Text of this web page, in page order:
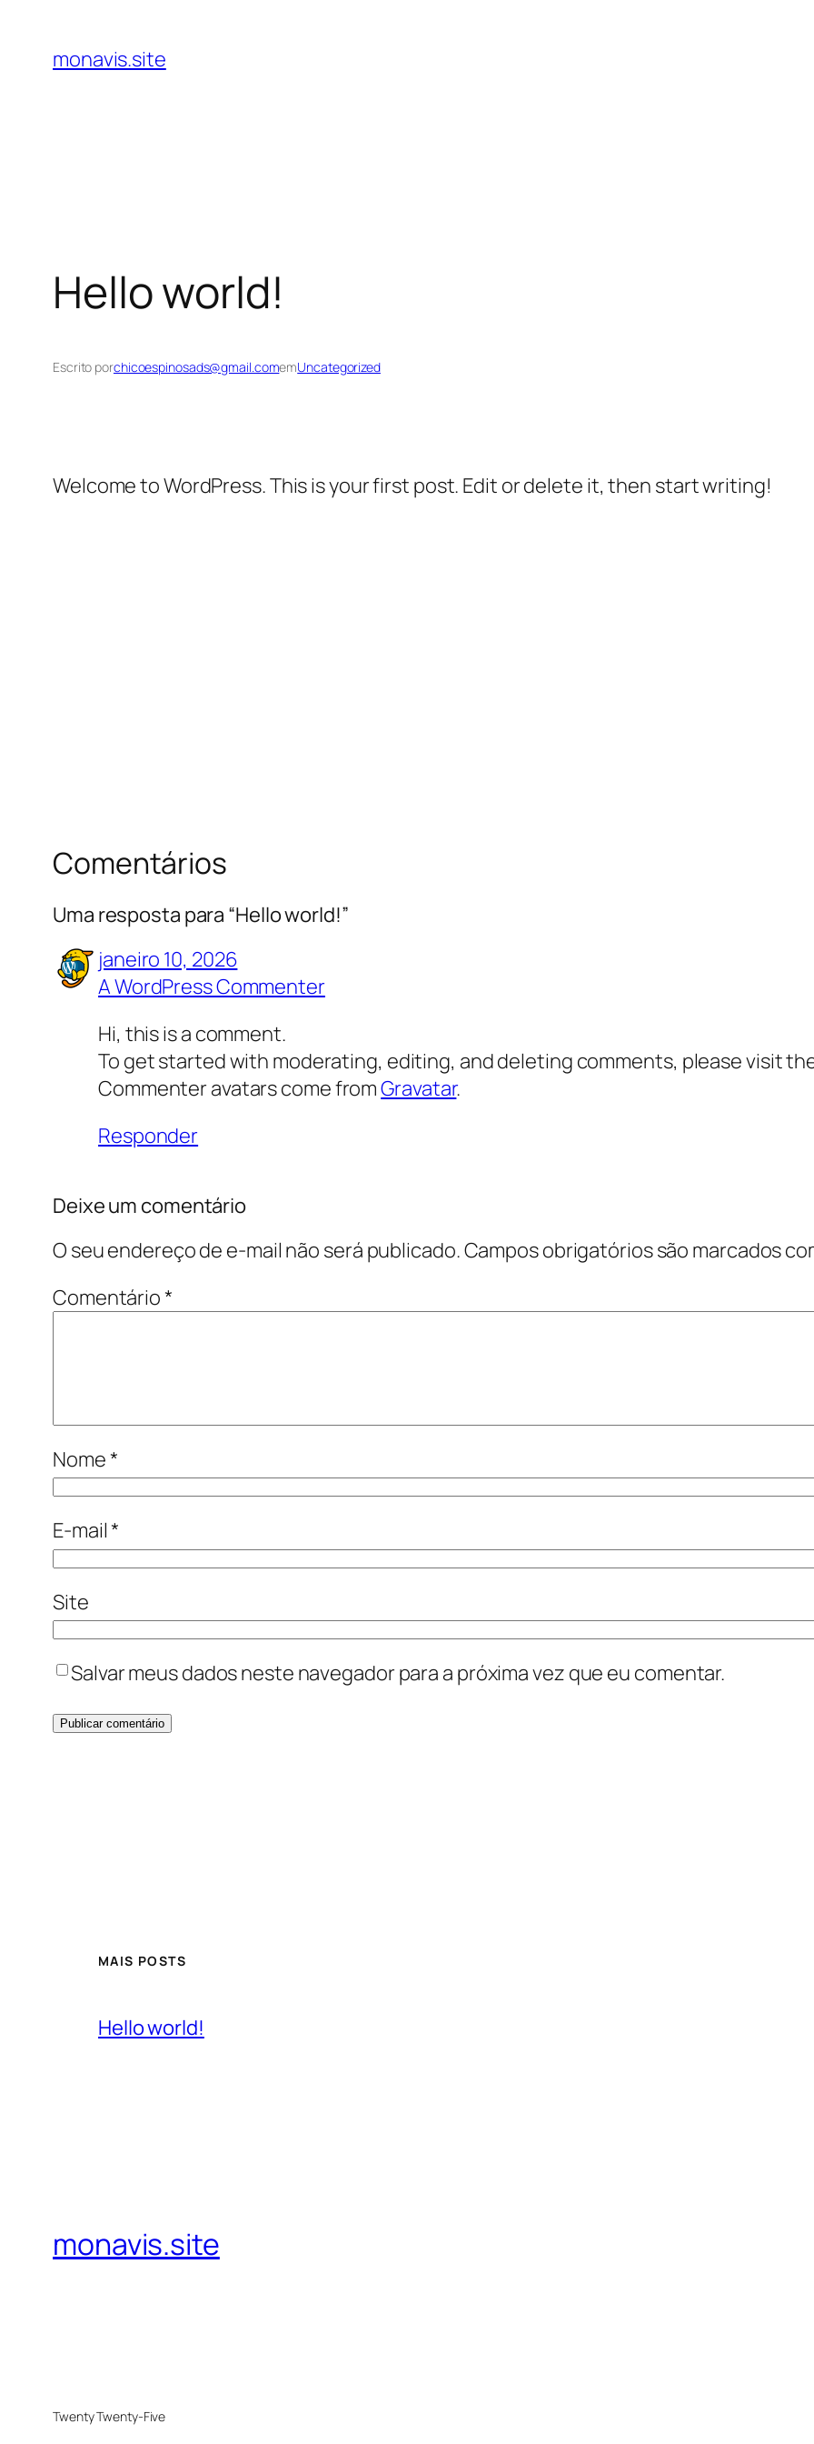
monavis.site
Hello world!
Escrito porchicoespinosads@gmail.comemUncategorized
Welcome to WordPress. This is your first post. Edit or delete it, then start writing!
Comentários
Uma resposta para “Hello world!”
janeiro 10, 2026
A WordPress Commenter
Hi, this is a comment.
To get started with moderating, editing, and deleting comments, please visit
Commenter avatars come fromGravatar.
Responder
Deixe um comentário
O seu endereço de e-mail não será publicado.Campos obrigatórios são marcados
Comentário*
Nome*
E-mail*
Site
Salvar meus dados neste navegador para a próxima vez que eu comentar.
MAIS POSTS
Hello world!
monavis.site
Twenty Twenty-Five